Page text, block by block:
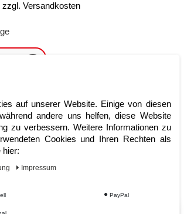
zzgl. Versandkosten
auf unserer Website. Einige von diesen
andere uns helfen, diese Website
zu verbessern. Weitere Informationen zu
Cookies und Ihren Rechten als
hier:
Impressum
PayPal